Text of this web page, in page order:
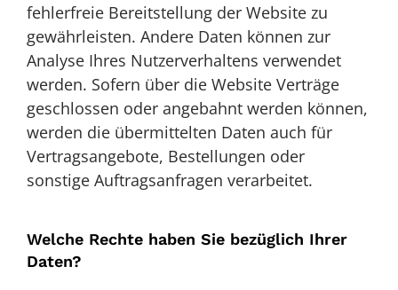
fehlerfreie Bereitstellung der Website zu
gewährleisten. Andere Daten können zur
Analyse Ihres Nutzerverhaltens verwendet
werden. Sofern über die Website Verträge
geschlossen oder angebahnt werden können,
werden die übermittelten Daten auch für
Vertragsangebote, Bestellungen oder
sonstige Auftragsanfragen verarbeitet.
Welche Rechte haben Sie bezüglich Ihrer
Daten?